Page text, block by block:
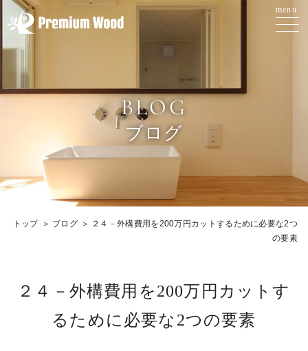
BLOG
ブログ
トップ ブログ
２４－外構費用を200万円カットするために必要な2つ
の要素
２４－外構費用を200万円カットす
るために必要な2つの要素